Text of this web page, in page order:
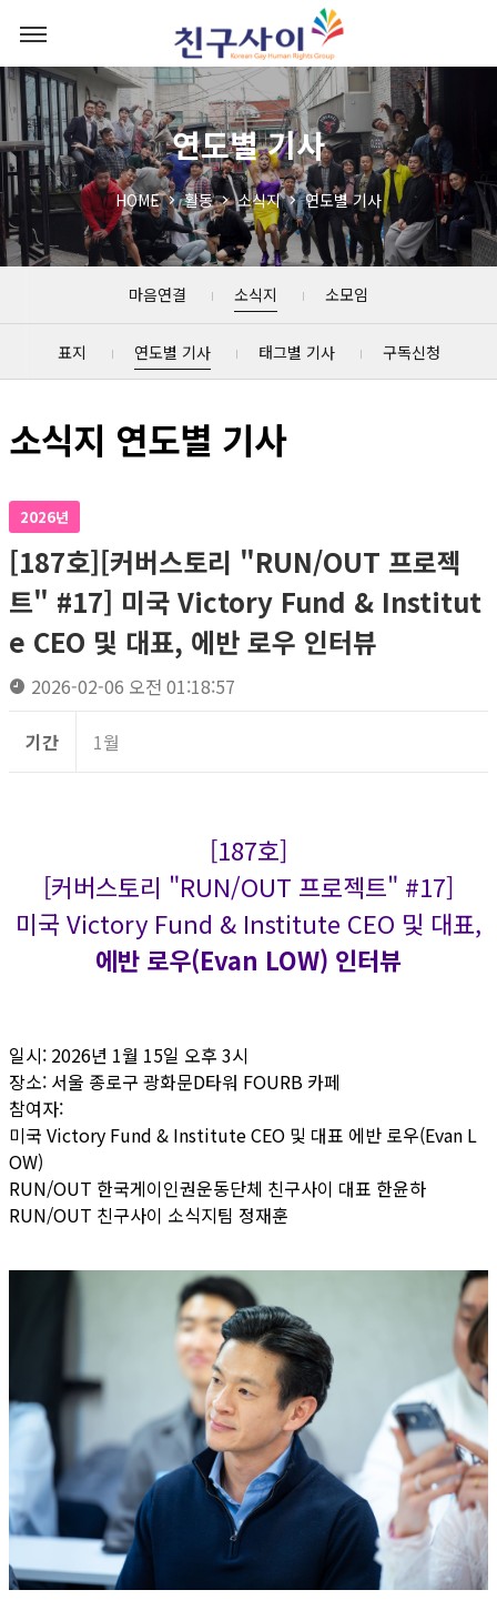
연도별 기사
HOME 활동 소식지 연도별 기사
마음연결 소식지 소모임
표지 연도별 기사 태그별 기사 구독신청
소식지 연도별 기사
2026년
[187호][커버스토리 "RUN/OUT 프로젝
트" #17] 미국 Victory Fund & Institut
e CEO 및 대표, 에반 로우 인터뷰
2026-02-06 오전 01:18:57
기간 1월
[187호]
[커버스토리 "RUN/OUT 프로젝트" #17]
미국 Victory Fund & Institute CEO 및 대표,
에반 로우(Evan LOW) 인터뷰
일시: 2026년 1월 15일 오후 3시
장소: 서울 종로구 광화문D타워 FOURB 카페
참여자:
미국 Victory Fund & Institute CEO 및 대표 에반 로우(Evan L
OW)
RUN/OUT 한국게이인권운동단체 친구사이 대표 한윤하
RUN/OUT 친구사이 소식지팀 정재훈